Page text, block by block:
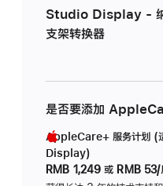
Studio Display - 纳
支架转换器
是否要添加
AppleCare+ 服务计划 (
Display)
RMB 1,249 或 RMB